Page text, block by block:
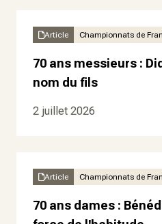
Article Championnats de
70 ans messieurs :
nom du fils
2 juillet 2026
Article Championnats de
70 ans dames :